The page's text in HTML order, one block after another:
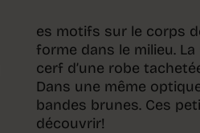
es motifs sur le corps
forme dans le milieu.
cerf d’une robe
Dans une même
bandes brunes. Ces
découvrir!